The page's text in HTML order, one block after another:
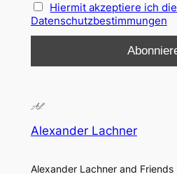
Hiermit akzeptiere ich die
Datenschutzbestimmungen
Alexander Lachner
Alexander Lachner and Friends